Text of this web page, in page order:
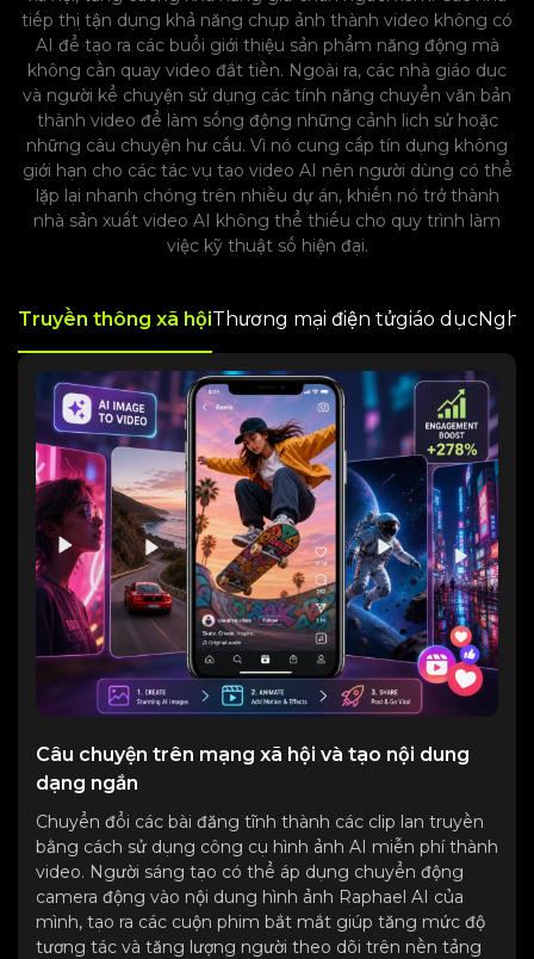
tiếp thị tận dụng khả năng chụp ảnh thành video không có
AI để tạo ra các buổi giới thiệu sản phẩm năng động mà
không cần quay video đắt tiền. Ngoài ra, các nhà giáo dục
và người kể chuyện sử dụng các tính năng chuyển văn bản
thành video để làm sống động những cảnh lịch sử hoặc
những câu chuyện hư cấu. Vì nó cung cấp tín dụng không
giới hạn cho các tác vụ tạo video AI nên người dùng có thể
lặp lại nhanh chóng trên nhiều dự án, khiến nó trở thành
nhà sản xuất video AI không thể thiếu cho quy trình làm
việc kỹ thuật số hiện đại.
Truyền thông xã hộiThương mại điện tửgiáo dục
Câu chuyện trên mạng xã hội và tạo nội dung
dạng ngắn
Chuyển đổi các bài đăng tĩnh thành các clip lan truyền
bằng cách sử dụng công cụ hình ảnh AI miễn phí thành
video. Người sáng tạo có thể áp dụng chuyển động
camera động vào nội dung hình ảnh Raphael AI của
mình, tạo ra các cuộn phim bắt mắt giúp tăng mức độ
tương tác và tăng lượng người theo dõi trên nền tảng